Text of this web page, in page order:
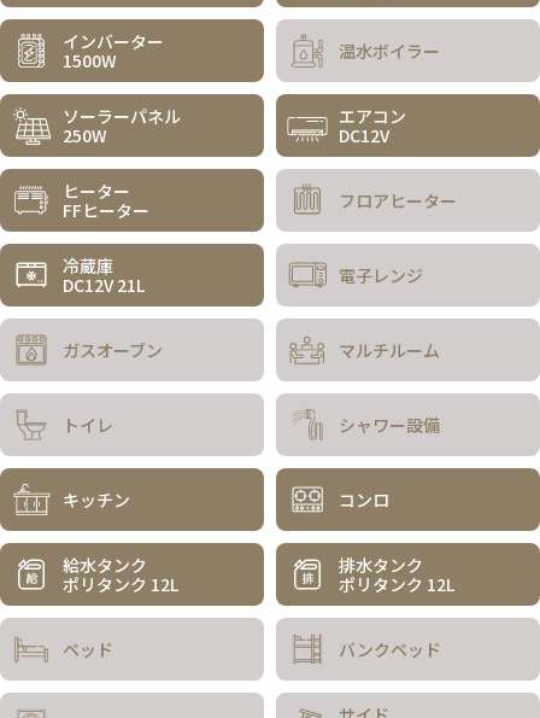
インバーター
1500W
温水ボイラー
ソーラーパネル
250W
エアコン
DC12V
ヒーター
FFヒーター
フロアヒーター
冷蔵庫
DC12V 21L
電子レンジ
ガスオーブン マルチルーム
トイレ シャワー設備
キッチン コンロ
給水タンク
ポリタンク 12L
排水タンク
ポリタンク 12L
ベッド バンクベッド